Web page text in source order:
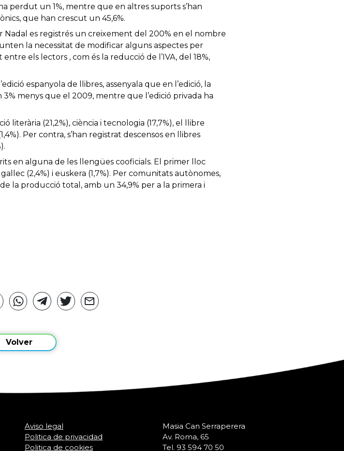
perdut un 1%, mentre que en altres suports s’han
que han crescut un 45,6%.
es registrés un creixement del 200% en el nombre
la necessitat de modificar alguns aspectes per
els lectors , com és la reducció de l’IVA, del 18%,
espanyola de llibres, assenyala que en l’edició, la
menys que el 2009, mentre que l’edició privada ha
literària (21,2%), ciència i tecnologia (17,7%), el llibre
Per contra, s’han registrat descensos en llibres
en alguna de les llengües cooficials. El primer lloc
(2,4%) i euskera (1,7%). Per comunitats autònomes,
la producció total, amb un 34,9% per a la primera i
Volver
Aviso legal
Politica de privacidad
Politica de cookies
Masia Can Serraperera
Av. Roma, 65
Tel. 93 594 70 50